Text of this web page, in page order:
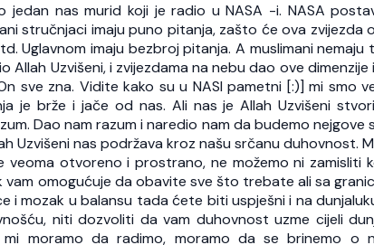
nas murid koji je radio u NASA -i. NASA
stručnjaci imaju puno pitanja, zašto će ova zvijezda
Uglavnom imaju bezbroj pitanja. A muslimani nemaju
Uzvišeni, i zvijezdama na nebu dao ove dimenzije
sve zna. Vidite kako su u NASI pametni [:)] mi smo
je brže i jače od nas. Ali nas je Allah Uzvišeni
Dao nam razum i naredio nam da budemo nejgove
Uzvišeni nas podržava kroz našu srčanu duhovnost.
otvoreno i prostrano, ne možemo ni zamisliti
vam omogućuje da obavite sve što trebate ali sa
i mozak u balansu tada ćete biti uspješni i na
niti dozvoliti da vam duhovnost uzme cijeli
moramo da radimo, moramo da se brinemo o